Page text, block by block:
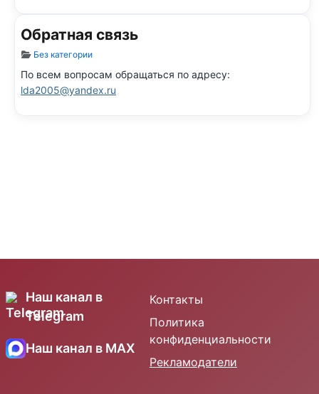
Обратная связь
Информация о материале
Без категории
По всем вопросам обращаться по адресу:
lda2005@yandex.ru
Наш канал в
Telegram
Наш канал в MAX
Контакты
Политика
конфиденциальности
Рекламодатели